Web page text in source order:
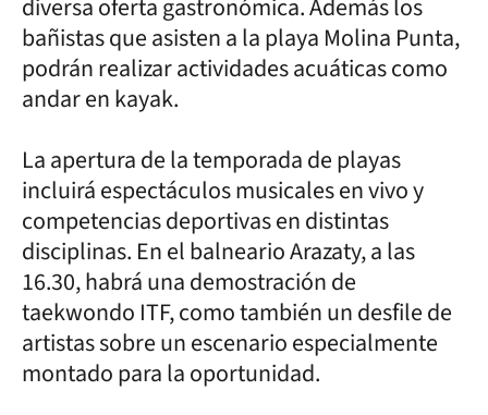
diversa oferta gastronómica. Además los
bañistas que asisten a la playa Molina Punta,
podrán realizar actividades acuáticas como
andar en kayak.
La apertura de la temporada de playas
incluirá espectáculos musicales en vivo y
competencias deportivas en distintas
disciplinas. En el balneario Arazaty, a las
16.30, habrá una demostración de
taekwondo ITF, como también un desfile de
artistas sobre un escenario especialmente
montado para la oportunidad.